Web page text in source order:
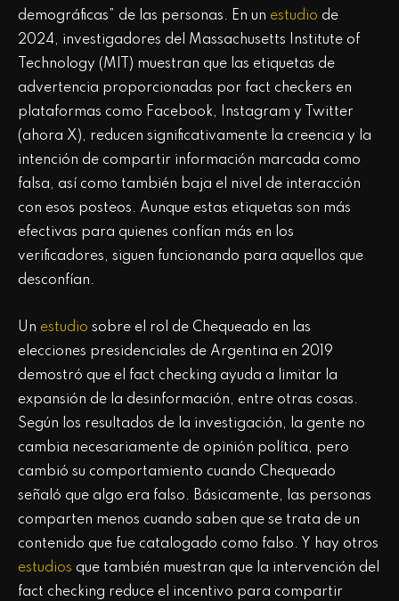
demográficas” de las personas. En un estudio de
2024, investigadores del Massachusetts Institute of
Technology (MIT) muestran que las etiquetas de
advertencia proporcionadas por fact checkers en
plataformas como Facebook, Instagram y Twitter
(ahora X), reducen significativamente la creencia y la
intención de compartir información marcada como
falsa, así como también baja el nivel de interacción
con esos posteos. Aunque estas etiquetas son más
efectivas para quienes confían más en los
verificadores, siguen funcionando para aquellos que
desconfían.
Un estudio sobre el rol de Chequeado en las
elecciones presidenciales de Argentina en 2019
demostró que el fact checking ayuda a limitar la
expansión de la desinformación, entre otras cosas.
Según los resultados de la investigación, la gente no
cambia necesariamente de opinión política, pero
cambió su comportamiento cuando Chequeado
señaló que algo era falso. Básicamente, las personas
comparten menos cuando saben que se trata de un
contenido que fue catalogado como falso. Y hay otros
estudios que también muestran que la intervención del
fact checking reduce el incentivo para compartir